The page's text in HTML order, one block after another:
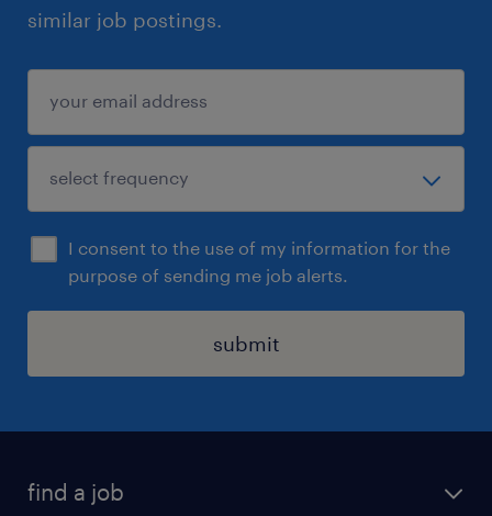
similar job postings.
I consent to the use of my information for the
purpose of sending me job alerts.
submit
find a job